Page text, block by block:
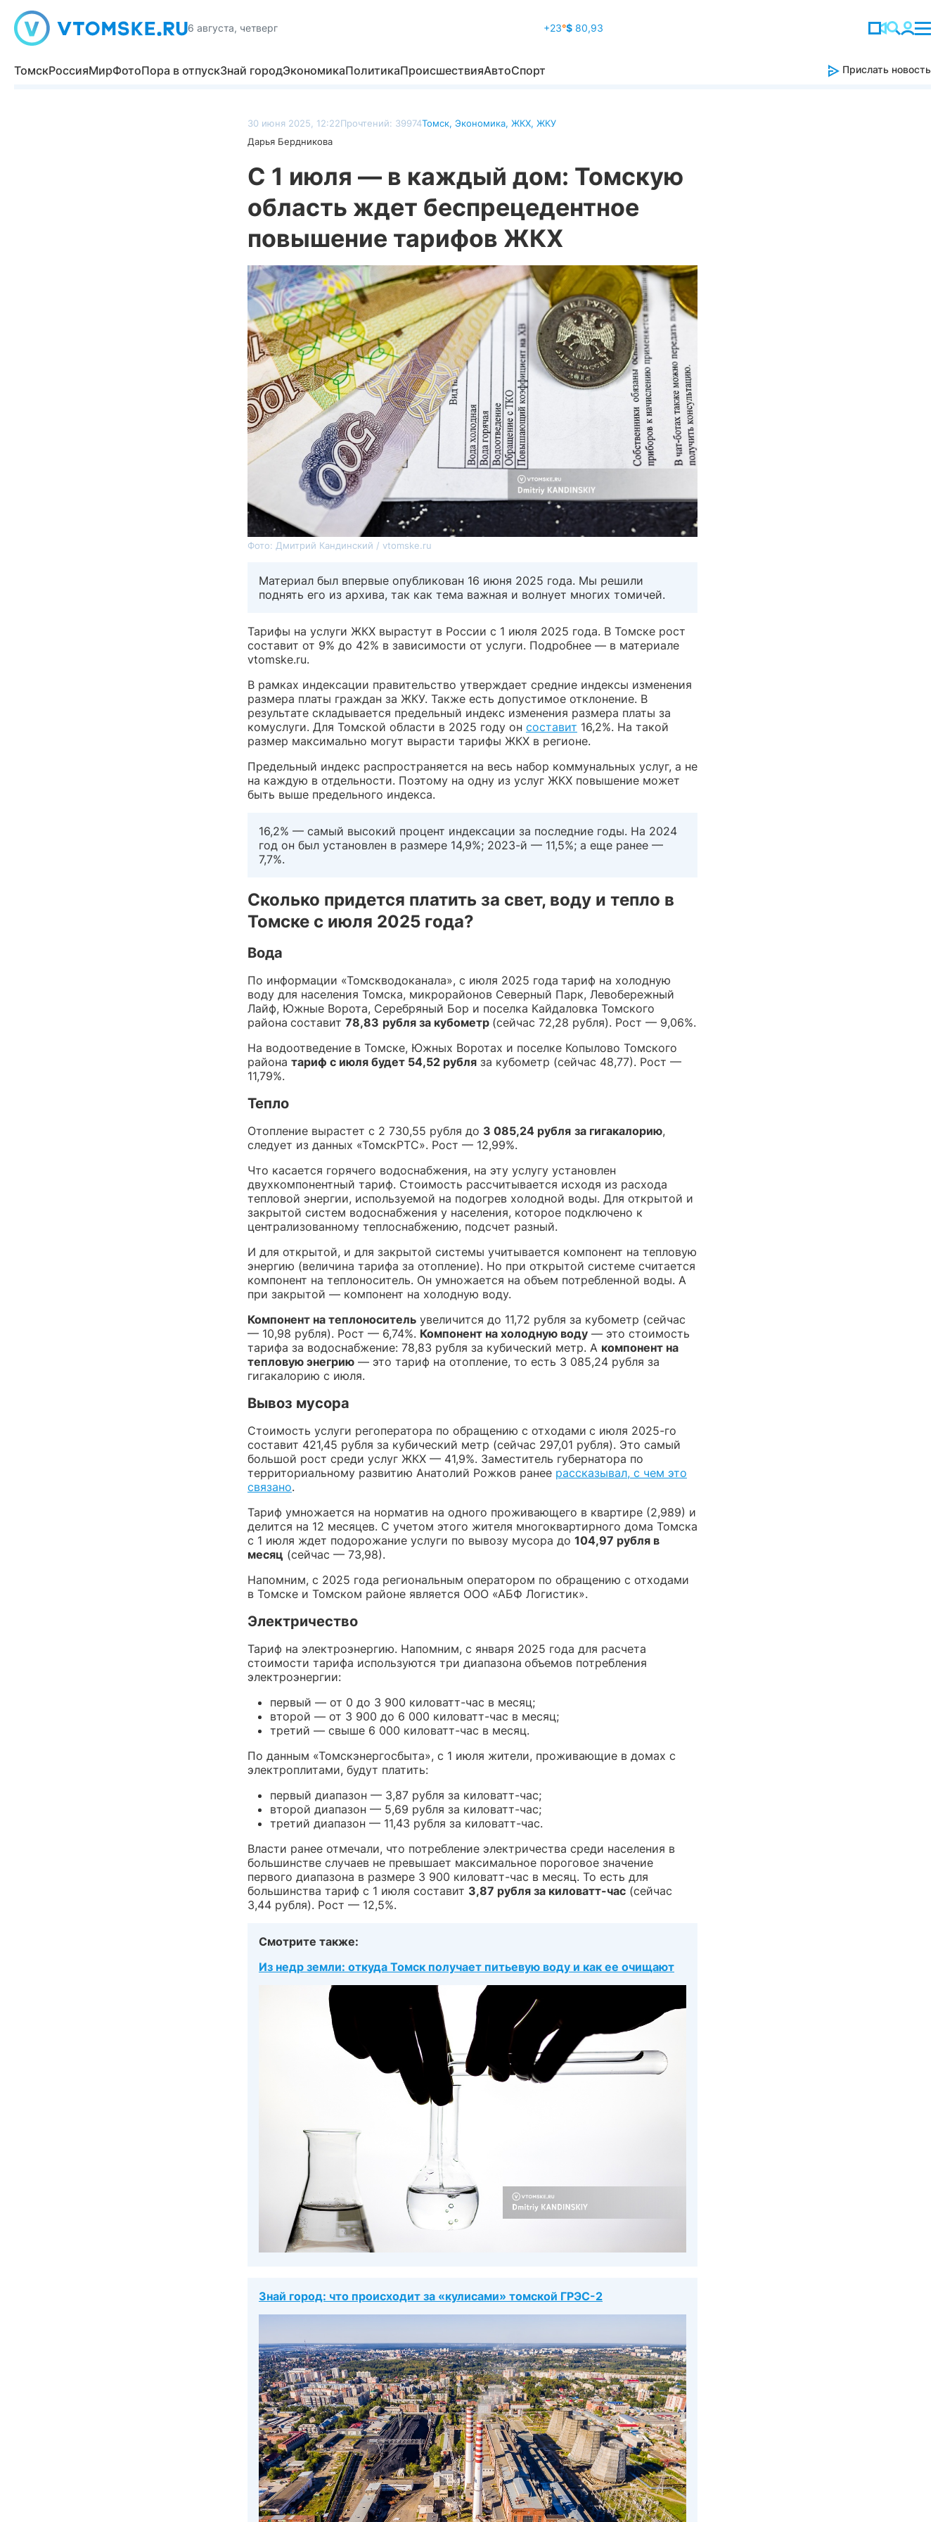
6 августа, четверг +23°$80,93
ТомскРоссияМирФотоПора в отпускЗнай городЭкономикаПолитикаПроисшествияАвтоСпорт Прислать новость
30 июня 2025, 12:22Прочтений: 39974Томск, Экономика, ЖКХ, ЖКУ
Дарья Бердникова
С 1 июля — в каждый дом: Томскую
область ждет беспрецедентное
повышение тарифов ЖКХ
Фото: Дмитрий Кандинский / vtomske.ru
Материал был впервые опубликован 16 июня 2025 года. Мы решили
поднять его из архива, так как тема важная и волнует многих томичей.
Тарифы на услуги ЖКХ вырастут в России с 1 июля 2025 года. В Томске рост
составит от 9% до 42% в зависимости от услуги. Подробнее — в материале
vtomske.ru.
В рамках индексации правительство утверждает средние индексы изменения
размера платы граждан за ЖКУ. Также есть допустимое отклонение. В
результате складывается предельный индекс изменения размера платы за
комуслуги. Для Томской области в 2025 году он составит 16,2%. На такой
размер максимально могут вырасти тарифы ЖКХ в регионе.
Предельный индекс распространяется на весь набор коммунальных услуг, а не
на каждую в отдельности. Поэтому на одну из услуг ЖКХ повышение может
быть выше предельного индекса.
16,2% — самый высокий процент индексации за последние годы. На 2024
год он был установлен в размере 14,9%; 2023-й — 11,5%; а еще ранее —
7,7%.
Сколько придется платить за свет, воду и тепло в
Томске с июля 2025 года?
Вода
По информации «Томскводоканала», с июля 2025 года тариф на холодную
воду для населения Томска, микрорайонов Северный Парк, Левобережный
Лайф, Южные Ворота, Серебряный Бор и поселка Кайдаловка Томского
района составит 78,83 рубля за кубометр (сейчас 72,28 рубля). Рост — 9,06%.
На водоотведение в Томске, Южных Воротах и поселке Копылово Томского
района тариф с июля будет 54,52 рубля за кубометр (сейчас 48,77). Рост —
11,79%.
Тепло
Отопление вырастет с 2 730,55 рубля до 3 085,24 рубля за гигакалорию,
следует из данных «ТомскРТС». Рост — 12,99%.
Что касается горячего водоснабжения, на эту услугу установлен
двухкомпонентный тариф. Стоимость рассчитывается исходя из расхода
тепловой энергии, используемой на подогрев холодной воды. Для открытой и
закрытой систем водоснабжения у населения, которое подключено к
централизованному теплоснабжению, подсчет разный.
И для открытой, и для закрытой системы учитывается компонент на тепловую
энергию (величина тарифа за отопление). Но при открытой системе считается
компонент на теплоноситель. Он умножается на объем потребленной воды. А
при закрытой — компонент на холодную воду.
Компонент на теплоноситель увеличится до 11,72 рубля за кубометр (сейчас
— 10,98 рубля). Рост — 6,74%. Компонент на холодную воду — это стоимость
тарифа за водоснабжение: 78,83 рубля за кубический метр. А компонент на
тепловую энегрию — это тариф на отопление, то есть 3 085,24 рубля за
гигакалорию с июля.
Вывоз мусора
Стоимость услуги регоператора по обращению с отходами с июля 2025-го
составит 421,45 рубля за кубический метр (сейчас 297,01 рубля). Это самый
большой рост среди услуг ЖКХ — 41,9%. Заместитель губернатора по
территориальному развитию Анатолий Рожков ранее рассказывал, с чем это
связано.
Тариф умножается на норматив на одного проживающего в квартире (2,989) и
делится на 12 месяцев. С учетом этого жителя многоквартирного дома Томска
с 1 июля ждет подорожание услуги по вывозу мусора до 104,97 рубля в
месяц (сейчас — 73,98).
Напомним, с 2025 года региональным оператором по обращению с отходами
в Томске и Томском районе является ООО «АБФ Логистик».
Электричество
Тариф на электроэнергию. Напомним, с января 2025 года для расчета
стоимости тарифа используются три диапазона объемов потребления
электроэнергии:
первый — от 0 до 3 900 киловатт-час в месяц;
второй — от 3 900 до 6 000 киловатт-час в месяц;
третий — свыше 6 000 киловатт-час в месяц.
По данным «Томскэнергосбыта», с 1 июля жители, проживающие в домах с
электроплитами, будут платить:
первый диапазон — 3,87 рубля за киловатт-час;
второй диапазон — 5,69 рубля за киловатт-час;
третий диапазон — 11,43 рубля за киловатт-час.
Власти ранее отмечали, что потребление электричества среди населения в
большинстве случаев не превышает максимальное пороговое значение
первого диапазона в размере 3 900 киловатт-час в месяц. То есть для
большинства тариф с 1 июля составит 3,87 рубля за киловатт-час (сейчас
3,44 рубля). Рост — 12,5%.
Смотрите также:
Из недр земли: откуда Томск получает питьевую воду и как ее очищают
Знай город: что происходит за «кулисами» томской ГРЭС-2